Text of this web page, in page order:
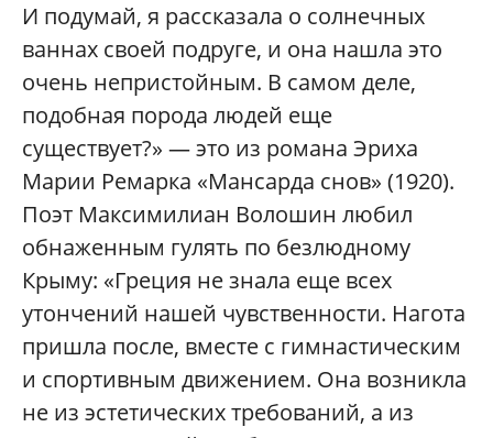
И подумай, я рассказала о солнечных
ваннах своей подруге, и она нашла это
очень непристойным. В самом деле,
подобная порода людей еще
существует?» — это из романа Эриха
Марии Ремарка «Мансарда снов» (1920).
Поэт Максимилиан Волошин любил
обнаженным гулять по безлюдному
Крыму: «Греция не знала еще всех
утончений нашей чувственности. Нагота
пришла после, вместе с гимнастическим
и спортивным движением. Она возникла
не из эстетических требований, а из